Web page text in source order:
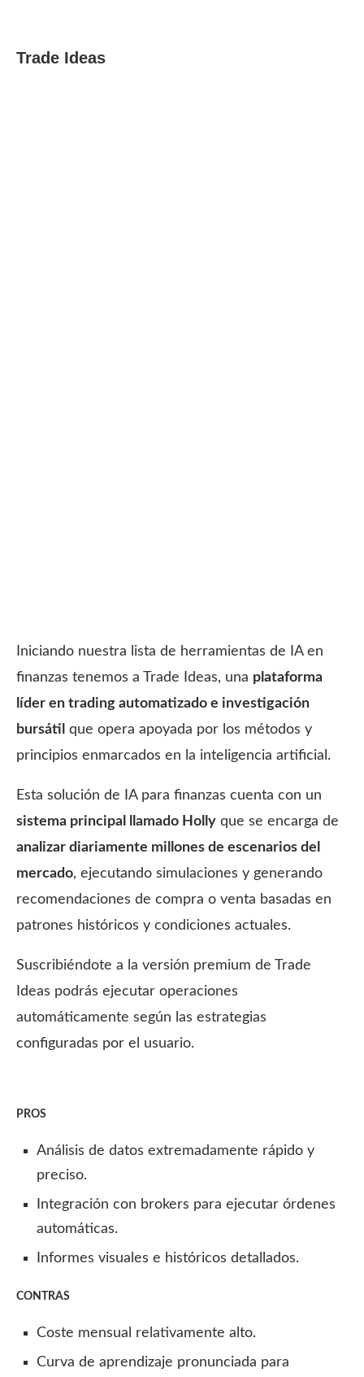
Trade Ideas
Iniciando nuestra lista de herramientas de IA en
finanzas tenemos a Trade Ideas, una plataforma
líder en trading automatizado e investigación
bursátil que opera apoyada por los métodos y
principios enmarcados en la inteligencia artificial.
Esta solución de IA para finanzas cuenta con un
sistema principal llamado Holly que se encarga de
analizar diariamente millones de escenarios del
mercado, ejecutando simulaciones y generando
recomendaciones de compra o venta basadas en
patrones históricos y condiciones actuales.
Suscribiéndote a la versión premium de Trade
Ideas podrás ejecutar operaciones
automáticamente según las estrategias
configuradas por el usuario.
PROS
Análisis de datos extremadamente rápido y
preciso.
Integración con brokers para ejecutar órdenes
automáticas.
Informes visuales e históricos detallados.
CONTRAS
Coste mensual relativamente alto.
Curva de aprendizaje pronunciada para